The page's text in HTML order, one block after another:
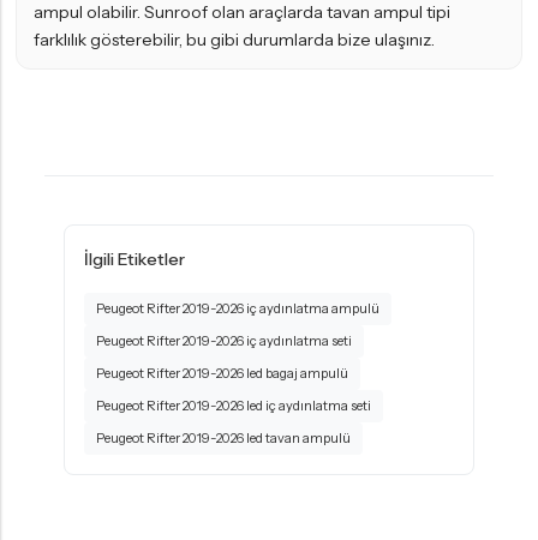
ampul olabilir. Sunroof olan araçlarda tavan ampul tipi
farklılık gösterebilir, bu gibi durumlarda bize ulaşınız.
İlgili Etiketler
Peugeot Rifter 2019-2026 iç aydınlatma ampulü
Peugeot Rifter 2019-2026 iç aydınlatma seti
Peugeot Rifter 2019-2026 led bagaj ampulü
Peugeot Rifter 2019-2026 led iç aydınlatma seti
Peugeot Rifter 2019-2026 led tavan ampulü